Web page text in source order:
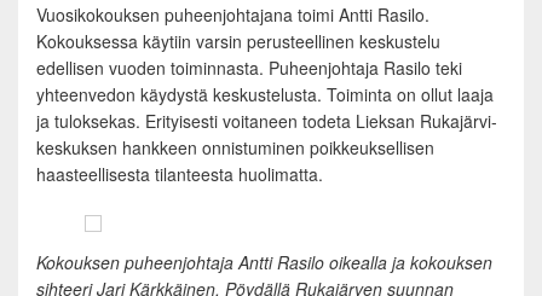
Vuosikokouksen puheenjohtajana toimi Antti Rasilo.
Kokouksessa käytiin varsin perusteellinen keskustelu
edellisen vuoden toiminnasta. Puheenjohtaja Rasilo teki
yhteenvedon käydystä keskustelusta. Toiminta on ollut laaja
ja tuloksekas. Erityisesti voitaneen todeta Lieksan Rukajärvi-
keskuksen hankkeen onnistuminen poikkeuksellisen
haasteellisesta tilanteesta huolimatta.
Kokouksen puheenjohtaja Antti Rasilo oikealla ja kokouksen
sihteeri Jari Kärkkäinen. Pöydällä Rukajärven suunnan